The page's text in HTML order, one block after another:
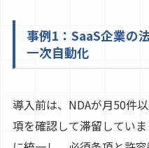
事例1：SaaS企業の
一次自動化
導入前は、NDAが月50件
項を確認して滞留してい